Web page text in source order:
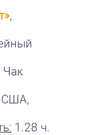
,
Чак
США,
1.28 ч.